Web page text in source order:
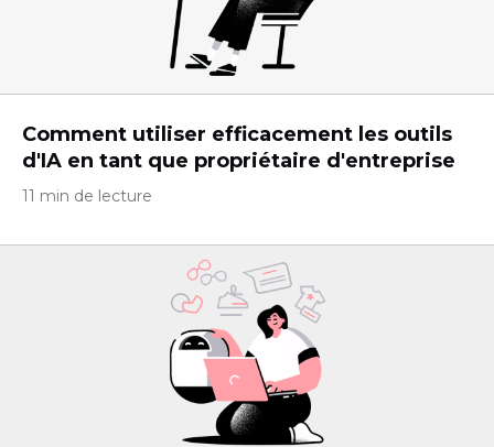
Comment utiliser efficacement les outils
d'IA en tant que propriétaire d'entreprise
11 min de lecture